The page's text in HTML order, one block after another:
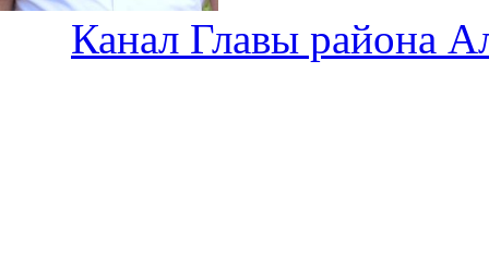
Канал Главы района